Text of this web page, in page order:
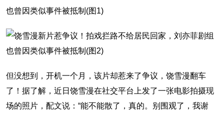
但没想到，开机一个月，该片却惹来了争议，饶雪漫翻车
了！据了解，近日饶雪漫在社交平台上发了一张电影拍摄现
场的照片，配文说：“能不能散了，真的。别围观了，我谢